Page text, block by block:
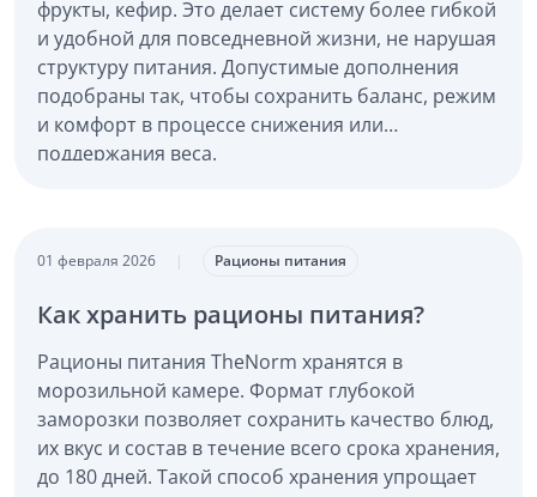
фрукты, кефир. Это делает систему более гибкой
и удобной для повседневной жизни, не нарушая
структуру питания. Допустимые дополнения
подобраны так, чтобы сохранить баланс, режим
и комфорт в процессе снижения или
поддержания веса.
01 февраля 2026 | Рационы питания
Как хранить рационы питания?
Рационы питания TheNorm хранятся в
морозильной камере. Формат глубокой
заморозки позволяет сохранить качество блюд,
их вкус и состав в течение всего срока хранения,
до 180 дней. Такой способ хранения упрощает